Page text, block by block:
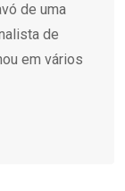
de uma
de
em vários